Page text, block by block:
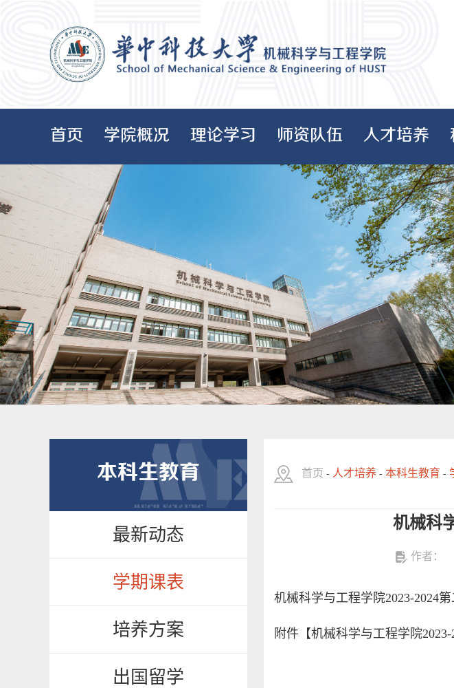
首页 学院概况 理论学习 师资队伍 人才培养
本科生教育
最新动态
学期课表
培养方案
出国留学
首页 - 人才培养 - 本科生教育 -
机械科
作者：
机械科学与工程学院2023-2024
附件【机械科学与工程学院